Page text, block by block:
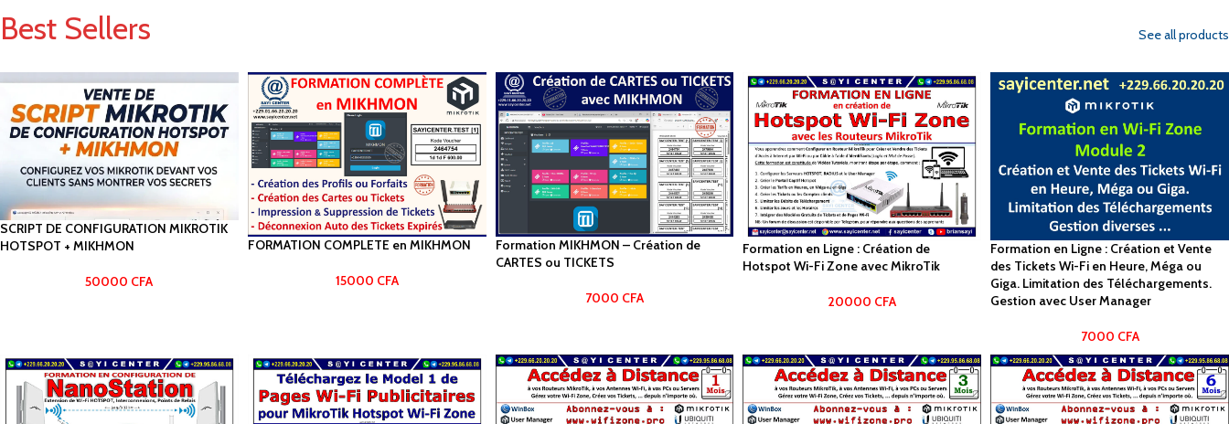
Best Sellers See all products
SCRIPT DE CONFIGURATION MIKROTIK
HOTSPOT + MIKHMON
50000 CFA
FORMATION COMPLETE en MIKHMON
15000 CFA
Formation MIKHMON – Création de
CARTES ou TICKETS
7000 CFA
Formation en Ligne : Création de
Hotspot Wi-Fi Zone avec MikroTik
20000 CFA
Formation en Ligne : Création et Vente
des Tickets Wi-Fi en Heure, Méga ou
Giga. Limitation des Téléchargements.
Gestion avec User Manager
7000 CFA